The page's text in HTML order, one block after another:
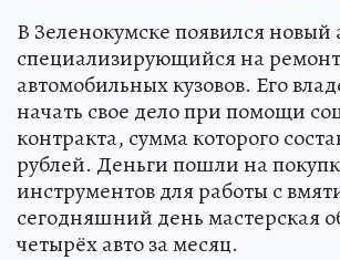
В Зеленокумске появился новый
специализирующийся на
автомобильных кузовов. Его
начать свое дело при помощи
контракта, сумма которого
рублей. Деньги пошли на
инструментов для работы с
сегодняшний день мастерская
четырёх авто за месяц.